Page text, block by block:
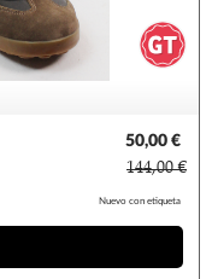
50,00 €
144,00 €
Nuevo con etiqueta